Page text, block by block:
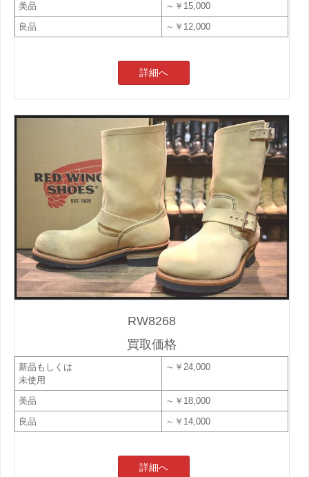
美品
～￥15,000
良品
～￥12,000
詳細へ
RW8268
買取価格
新品もしくは
未使用
～￥24,000
美品
～￥18,000
良品
～￥14,000
詳細へ